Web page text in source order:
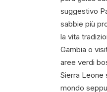
suggestivo
sabbie più
la vita
Gambia o
aree verdi
Sierra Leone
mondo